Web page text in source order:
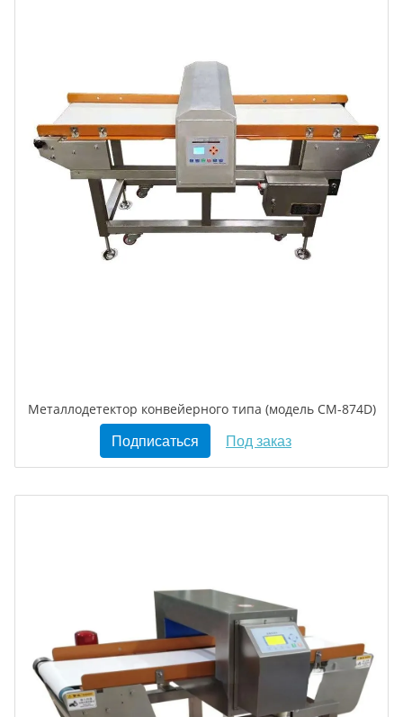
Металлодетектор конвейерного типа (модель CM-874D)
Подписаться Под заказ